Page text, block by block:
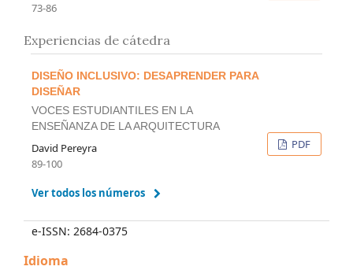
73-86
Experiencias de cátedra
DISEÑO INCLUSIVO: DESAPRENDER PARA
DISEÑAR
VOCES ESTUDIANTILES EN LA
ENSEÑANZA DE LA ARQUITECTURA
David Pereyra
89-100
PDF
Ver todos los números
e-ISSN: 2684-0375
Idioma